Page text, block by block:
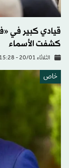
قيادي كبير في
كشفت الأسماء
الثلاثاء 20/01 - 15:28
خاص